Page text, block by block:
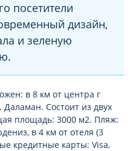
посетители
дизайн,
и зеленую
в 8 км от центра г
Даламан. Состоит из двух
площадь: 3000 м2. Пляж:
в 4 км от отеля (3
кредитные карты: Visa,